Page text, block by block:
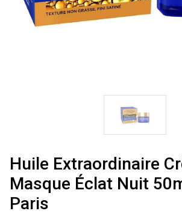
Huile Extraordinaire
Masque Éclat Nuit
Paris